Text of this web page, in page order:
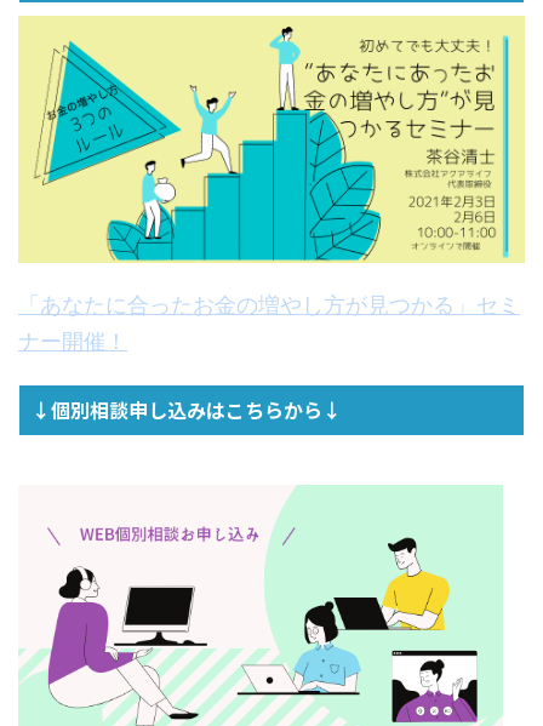
「あなたに合ったお金の増やし方が見つかる」セミ
ナー開催！
↓個別相談申し込みはこちらから↓